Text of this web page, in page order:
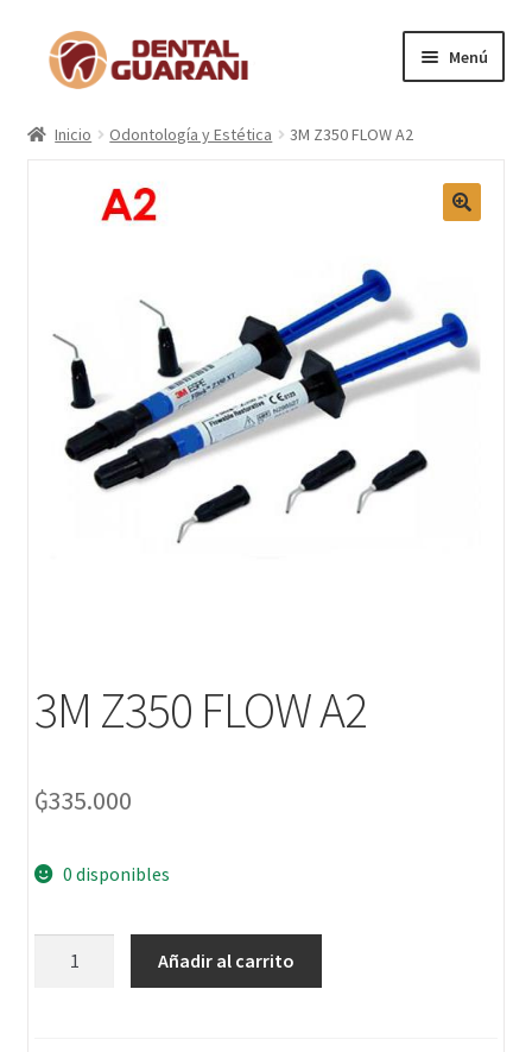
Menú
Inicio
Categorías
Marcas
Carrito
Inicio Odontología y Estética 3M Z350 FLOW A2
3M Z350 FLOW A2
₲335.000
0 disponibles
Añadir al carrito